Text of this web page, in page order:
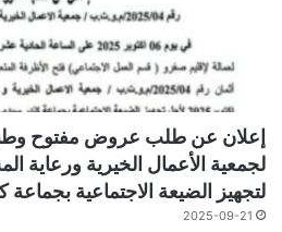
لجمعية الأعمال الخيرية ورعاية
لتجهيز الضيعة الاجتماعية بجماعة
2025-09-21